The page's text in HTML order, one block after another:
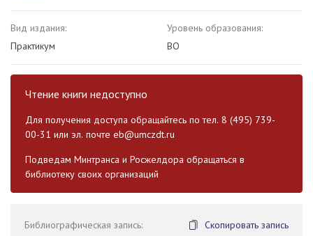
Вид издания:
Практикум
Уровень образования:
ВО
Чтение книги недоступно
Для получения доступа обращайтесь по тел. 8 (495) 739-
00-31 или эл. почте eb@umczdt.ru
Подведам Минтранса и Росжелдора обращаться в
библиотеку своих организаций
Библиографическая запись:
Скопировать запись